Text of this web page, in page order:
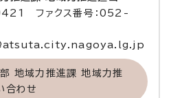
ファクス番号：052-
地域力推進課 地域力推
合わせ